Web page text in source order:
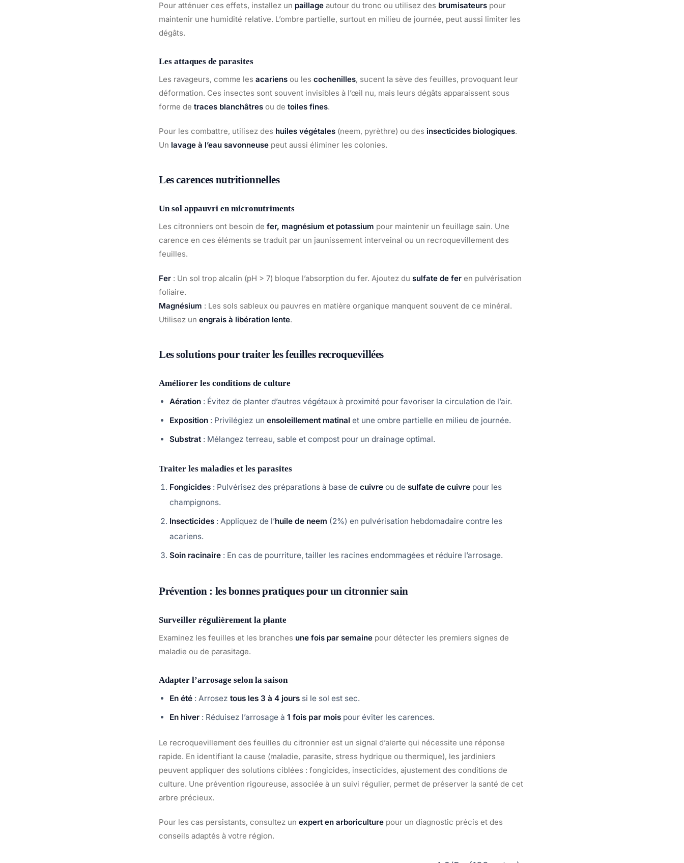
Pour atténuer ces effets, installez un paillage autour du tronc ou utilisez des brumisateurs pour
maintenir une humidité relative. L’ombre partielle, surtout en milieu de journée, peut aussi limiter les
dégâts.
Les attaques de parasites
Les ravageurs, comme les acariens ou les cochenilles, sucent la sève des feuilles, provoquant leur
déformation. Ces insectes sont souvent invisibles à l’œil nu, mais leurs dégâts apparaissent sous
forme de traces blanchâtres ou de toiles fines.
Pour les combattre, utilisez des huiles végétales (neem, pyrèthre) ou des insecticides biologiques.
Un lavage à l’eau savonneuse peut aussi éliminer les colonies.
Les carences nutritionnelles
Un sol appauvri en micronutriments
Les citronniers ont besoin de fer, magnésium et potassium pour maintenir un feuillage sain. Une
carence en ces éléments se traduit par un jaunissement interveinal ou un recroquevillement des
feuilles.
Fer : Un sol trop alcalin (pH > 7) bloque l’absorption du fer. Ajoutez du sulfate de fer en pulvérisation
foliaire.
Magnésium : Les sols sableux ou pauvres en matière organique manquent souvent de ce minéral.
Utilisez un engrais à libération lente.
Les solutions pour traiter les feuilles recroquevillées
Améliorer les conditions de culture
Aération : Évitez de planter d’autres végétaux à proximité pour favoriser la circulation de l’air.
Exposition : Privilégiez un ensoleillement matinal et une ombre partielle en milieu de journée.
Substrat : Mélangez terreau, sable et compost pour un drainage optimal.
Traiter les maladies et les parasites
Fongicides : Pulvérisez des préparations à base de cuivre ou de sulfate de cuivre pour les
champignons.
Insecticides : Appliquez de l’huile de neem (2%) en pulvérisation hebdomadaire contre les
acariens.
Soin racinaire : En cas de pourriture, tailler les racines endommagées et réduire l’arrosage.
Prévention : les bonnes pratiques pour un citronnier sain
Surveiller régulièrement la plante
Examinez les feuilles et les branches une fois par semaine pour détecter les premiers signes de
maladie ou de parasitage.
Adapter l’arrosage selon la saison
En été : Arrosez tous les 3 à 4 jours si le sol est sec.
En hiver : Réduisez l’arrosage à 1 fois par mois pour éviter les carences.
Le recroquevillement des feuilles du citronnier est un signal d’alerte qui nécessite une réponse
rapide. En identifiant la cause (maladie, parasite, stress hydrique ou thermique), les jardiniers
peuvent appliquer des solutions ciblées : fongicides, insecticides, ajustement des conditions de
culture. Une prévention rigoureuse, associée à un suivi régulier, permet de préserver la santé de cet
arbre précieux.
Pour les cas persistants, consultez un expert en arboriculture pour un diagnostic précis et des
conseils adaptés à votre région.